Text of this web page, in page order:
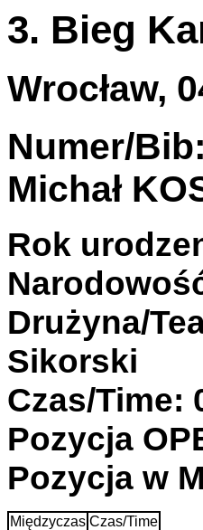
3. Bieg
Wrocław,
Numer/
Michał
Rok
Drużyna/
Sikorski
Czas/Time:
Pozycja
Pozycja w
Międzyczas Czas/Time